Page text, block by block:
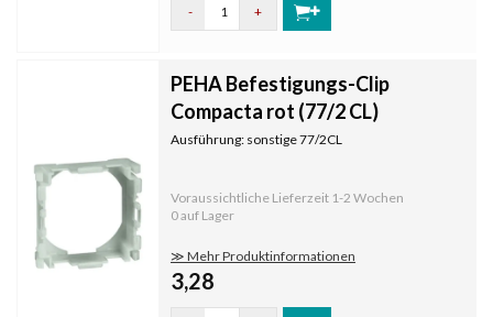
- +
PEHA Befestigungs-Clip
Compacta rot (77/2 CL)
Ausführung: sonstige 77/2CL
Voraussichtliche Lieferzeit 1-2 Wochen
0 auf Lager
≫ Mehr Produktinformationen
3,28